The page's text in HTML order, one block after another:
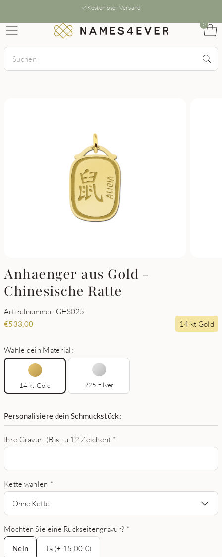
Kostenloser Versand
0
Anhaenger aus Gold -
Chinesische Ratte
Artikelnummer: GHS025
€533,00 14 kt Gold
Wähle dein Material:
14 kt Gold 925 zilver
Personalisiere dein Schmuckstück:
Ihre Gravur: (Bis zu 12 Zeichen) *
Kette wählen *
Ohne Kette
Möchten Sie eine Rückseitengravur? *
Nein
Nein
Ja (+ 15,00 €)